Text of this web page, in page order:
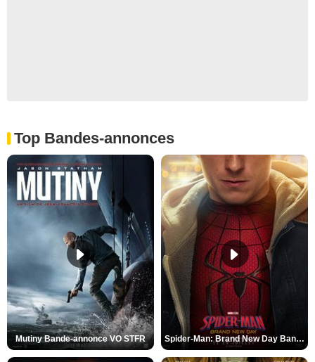
Top Bandes-annonces
Mutiny Bande-annonce VO STFR Spider-Man: Brand New Day Bande-annonce VO STFR